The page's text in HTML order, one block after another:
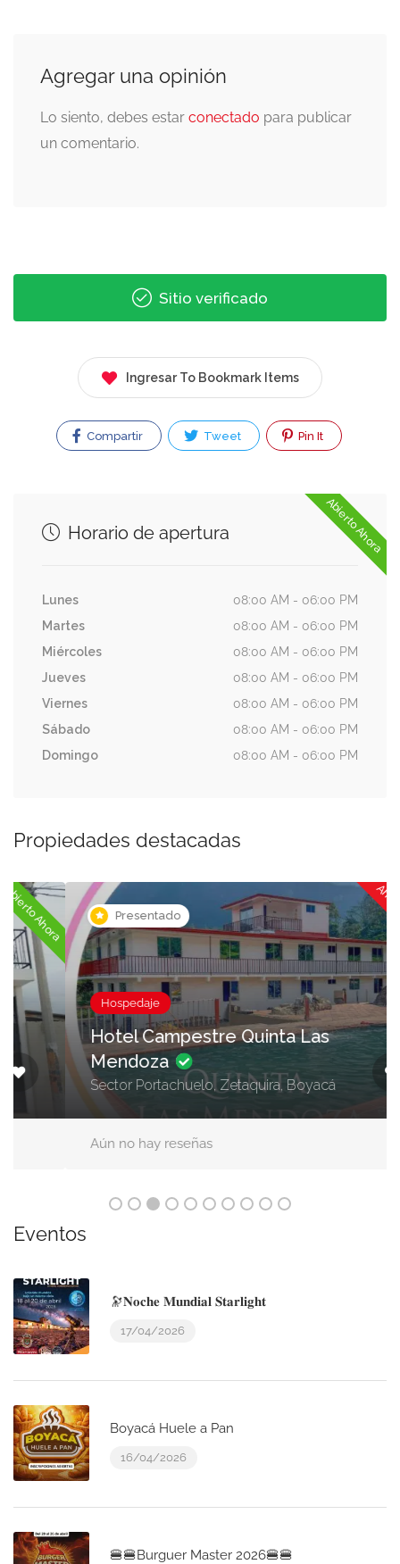
Agregar una opinión
Lo siento, debes estar conectado para publicar
un comentario.
Sitio verificado
Ingresar To Bookmark Items
Compartir Tweet Pin It
Abierto Ahora
Horario de apertura
Lunes
08:00 AM - 06:00 PM
Martes
08:00 AM - 06:00 PM
Miércoles
08:00 AM - 06:00 PM
Jueves
08:00 AM - 06:00 PM
Viernes
08:00 AM - 06:00 PM
Sábado
08:00 AM - 06:00 PM
Domingo
08:00 AM - 06:00 PM
Propiedades destacadas
Presentado Ahora cerrado
Hospedaje
Hotel Campestre Quinta Las
Mendoza
Sector Portachuelo, Zetaquira, Boyacá
Aún no hay reseñas
Eventos
🔭𝐍𝐨𝐜𝐡𝐞 𝐌𝐮𝐧𝐝𝐢𝐚𝐥 𝐒𝐭𝐚𝐫𝐥𝐢𝐠𝐡𝐭
17/04/2026
Boyacá Huele a Pan
16/04/2026
🍔🍔Burguer Master 2026🍔🍔